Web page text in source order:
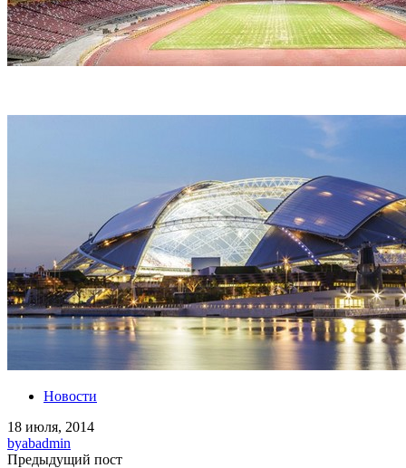
Новости
18 июля, 2014
byabadmin
Предыдущий пост